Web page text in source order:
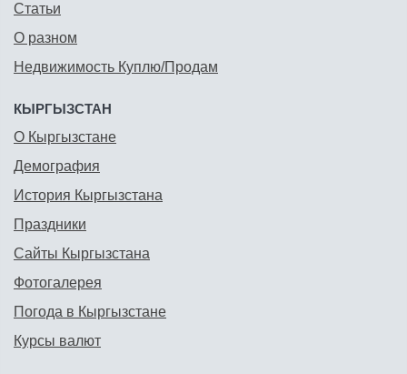
Статьи
О разном
Недвижимость Куплю/Продам
КЫРГЫЗСТАН
О Кыргызстане
Демография
История Кыргызстана
Праздники
Сайты Кыргызстана
Фотогалерея
Погода в Кыргызстане
Курсы валют